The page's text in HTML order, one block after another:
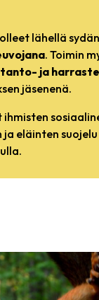
lähellä
. Toimin
ja
jäsenenä.
eläinten